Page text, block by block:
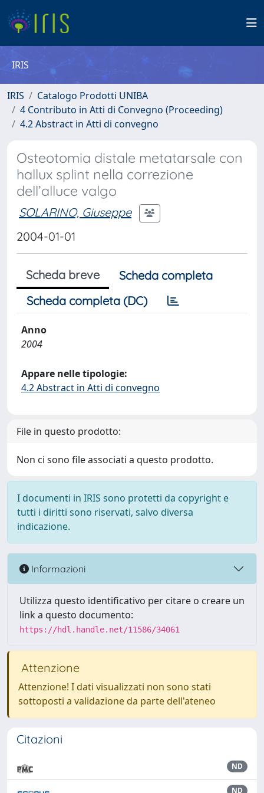
IRIS
IRIS
Catalogo Prodotti UNIBA
4 Contributo in Atti di Convegno (Proceeding)
4.2 Abstract in Atti di convegno
Osteotomia distale metatarsale con
hallux splint nella correzione
dell’alluce valgo
SOLARINO, Giuseppe
2004-01-01
Scheda breve
Scheda completa
Scheda completa (DC)
Anno
2004
Appare nelle tipologie:
4.2 Abstract in Atti di convegno
File in questo prodotto:
Non ci sono file associati a questo prodotto.
I documenti in IRIS sono protetti da copyright e
tutti i diritti sono riservati, salvo diversa
indicazione.
Informazioni
Utilizza questo identificativo per citare o creare un
link a questo documento:
https://hdl.handle.net/11586/34061
Attenzione
Attenzione! I dati visualizzati non sono stati
sottoposti a validazione da parte dell'ateneo
Citazioni
ND
ND